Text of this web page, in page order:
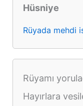
Hüsniye
Rüyada mehdi
Rüyamı
Hayırlara